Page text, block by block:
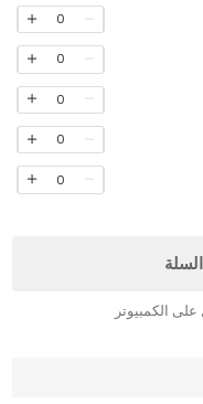
0
0
0
0
0
الكمبيوتر